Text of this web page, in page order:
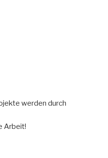
werden durch
Arbeit!